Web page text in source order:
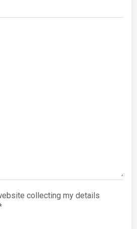
collecting my details